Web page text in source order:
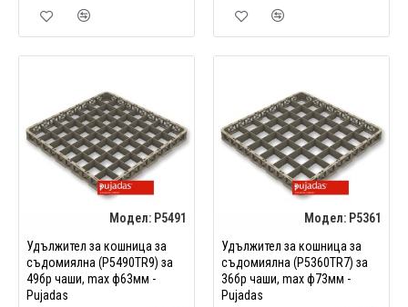
Модел: P5491
Удължител за кошница за
съдомиялна (P5490TR9) за
49бр чаши, max ф63мм -
Pujadas
Модел: P5361
Удължител за кошница за
съдомиялна (P5360TR7) за
36бр чаши, max ф73мм -
Pujadas